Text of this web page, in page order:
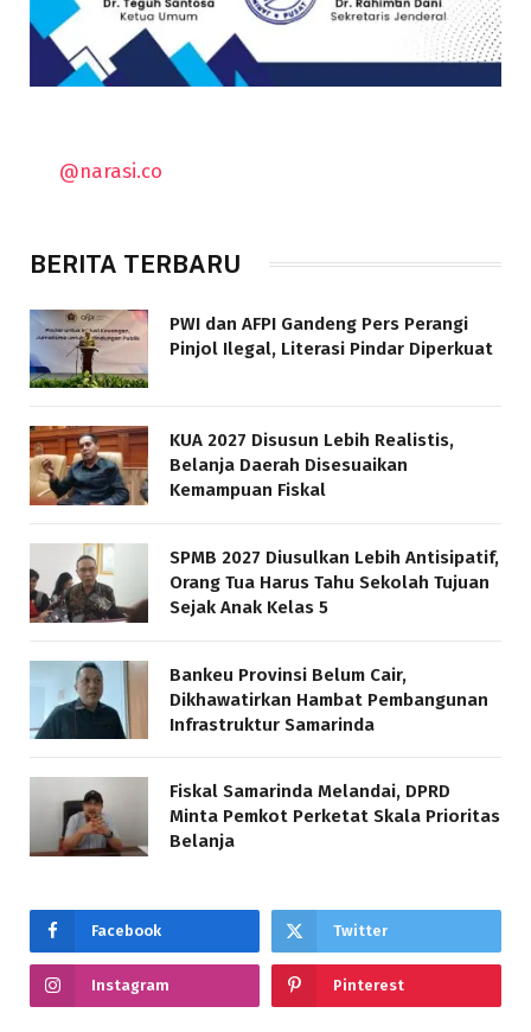
@narasi.co
BERITA TERBARU
PWI dan AFPI Gandeng Pers Perangi
Pinjol Ilegal, Literasi Pindar Diperkuat
KUA 2027 Disusun Lebih Realistis,
Belanja Daerah Disesuaikan
Kemampuan Fiskal
SPMB 2027 Diusulkan Lebih Antisipatif,
Orang Tua Harus Tahu Sekolah Tujuan
Sejak Anak Kelas 5
Bankeu Provinsi Belum Cair,
Dikhawatirkan Hambat Pembangunan
Infrastruktur Samarinda
Fiskal Samarinda Melandai, DPRD
Minta Pemkot Perketat Skala Prioritas
Belanja
Facebook Twitter
Instagram Pinterest